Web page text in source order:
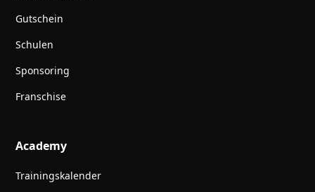
Gutschein
Schulen
Sponsoring
Franschise
Academy
Trainingskalender